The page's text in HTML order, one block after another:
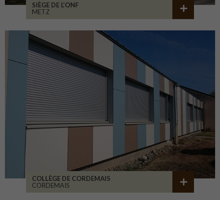
SIÈGE DE L’ONF
METZ
COLLÈGE DE CORDEMAIS
CORDEMAIS